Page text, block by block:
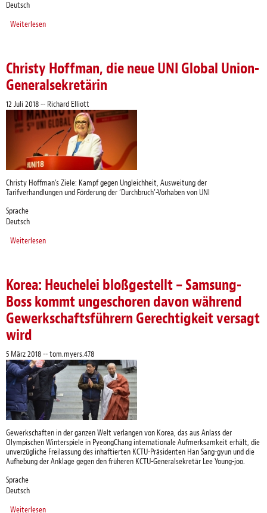
Deutsch
Weiterlesen
Christy Hoffman, die neue UNI Global Union-
Generalsekretärin
12 Juli 2018 -- Richard Elliott
Christy Hoffman’s Ziele: Kampf gegen Ungleichheit, Ausweitung der
Tarifverhandlungen und Förderung der ’Durchbruch’-Vorhaben von UNI
Sprache
Deutsch
Weiterlesen
Korea: Heuchelei bloßgestellt – Samsung-
Boss kommt ungeschoren davon während
Gewerkschaftsführern Gerechtigkeit versagt
wird
5 März 2018 -- tom.myers.478
Gewerkschaften in der ganzen Welt verlangen von Korea, das aus Anlass der
Olympischen Winterspiele in PyeongChang internationale Aufmerksamkeit erhält, die
unverzügliche Freilassung des inhaftierten KCTU-Präsidenten Han Sang-gyun und die
Aufhebung der Anklage gegen den früheren KCTU-Generalsekretär Lee Young-joo.
Sprache
Deutsch
Weiterlesen